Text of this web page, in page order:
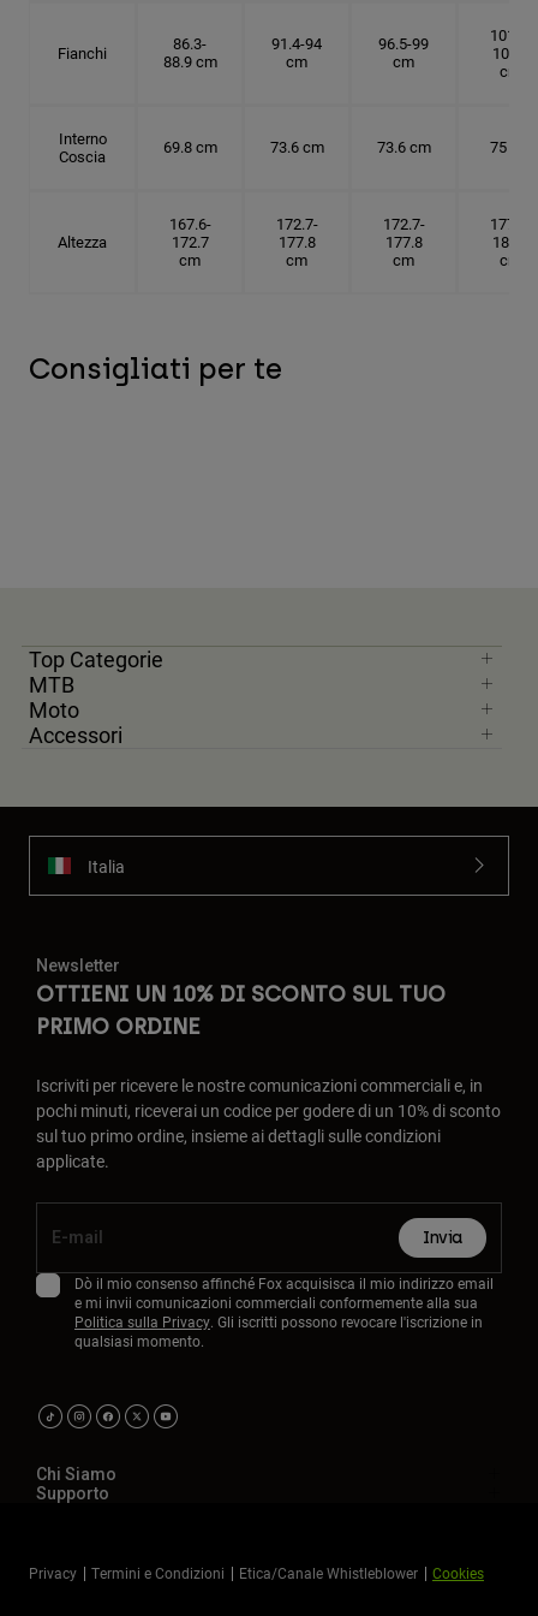
Fianchi
86.3-
88.9 cm
91.4-94
cm
96.5-99
cm
101.6-
104.1
cm
Interno
Coscia
69.8 cm 73.6 cm 73.6 cm 75 cm
Altezza
167.6-
172.7
cm
172.7-
177.8
cm
172.7-
177.8
cm
177.8-
182.9
cm
Consigliati per te
Top Categorie
MTB
Moto
Accessori
Italia
Newsletter
OTTIENI UN 10% DI SCONTO SUL TUO
PRIMO ORDINE
Iscriviti per ricevere le nostre comunicazioni commerciali e, in
pochi minuti, riceverai un codice per godere di un 10% di sconto
sul tuo primo ordine, insieme ai dettagli sulle condizioni
applicate.
Invia
Dò il mio consenso affinché Fox acquisisca il mio indirizzo email
e mi invii comunicazioni commerciali conformemente alla sua
Politica sulla Privacy. Gli iscritti possono revocare l'iscrizione in
qualsiasi momento.
Chi Siamo
Supporto
Privacy Termini e Condizioni Etica/Canale Whistleblower Cookies